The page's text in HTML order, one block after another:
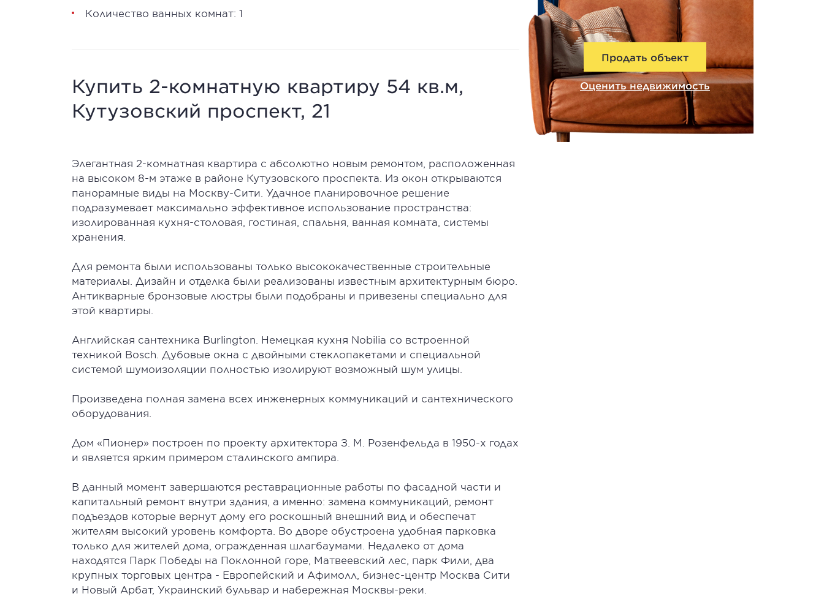
Продать объект
Оценить недвижимость
Количество ванных комнат: 1
Купить 2-комнатную квартиру 54 кв.м,
Кутузовский проспект, 21
Элегантная 2-комнатная квартира с абсолютно новым ремонтом, расположенная
на высоком 8-м этаже в районе Кутузовского проспекта. Из окон открываются
панорамные виды на Москву-Сити. Удачное планировочное решение
подразумевает максимально эффективное использование пространства:
изолированная кухня-столовая, гостиная, спальня, ванная комната, системы
хранения.
Для ремонта были использованы только высококачественные строительные
материалы. Дизайн и отделка были реализованы известным архитектурным бюро.
Антикварные бронзовые люстры были подобраны и привезены специально для
этой квартиры.
Английская сантехника Burlington. Немецкая кухня Nobilia со встроенной
техникой Bosch. Дубовые окна с двойными стеклопакетами и специальной
системой шумоизоляции полностью изолируют возможный шум улицы.
Произведена полная замена всех инженерных коммуникаций и сантехнического
оборудования.
Дом «Пионер» построен по проекту архитектора З. М. Розенфельда в 1950-х годах
и является ярким примером сталинского ампира.
В данный момент завершаются реставрационные работы по фасадной части и
капитальный ремонт внутри здания, а именно: замена коммуникаций, ремонт
подъездов которые вернут дому его роскошный внешний вид и обеспечат
жителям высокий уровень комфорта. Во дворе обустроена удобная парковка
только для жителей дома, огражденная шлагбаумами. Недалеко от дома
находятся Парк Победы на Поклонной горе, Матвеевский лес, парк Фили, два
крупных торговых центра - Европейский и Афимолл, бизнес-центр Москва Сити
и Новый Арбат, Украинский бульвар и набережная Москвы-реки.